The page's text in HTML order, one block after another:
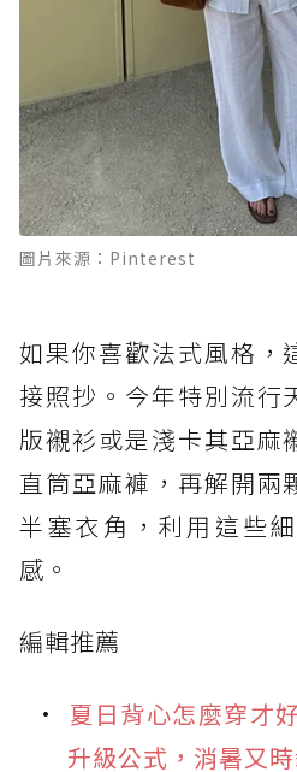
圖片來源：Pinterest
如果你喜歡法式風格，
接照抄。今年特別流行
版襯衫或是淺卡其亞麻
直筒亞麻褲，再解開兩
半塞衣角，利用這些
感。
編輯推薦
夏日背心怎麼穿才
升級公式，消暑又